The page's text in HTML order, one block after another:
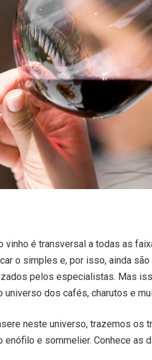
é transversal a todas as
o simples e, por isso, ainda
pelos especialistas. Mas
universo dos cafés, charutos e
neste universo, trazemos os
enófilo e sommelier. Conhece as